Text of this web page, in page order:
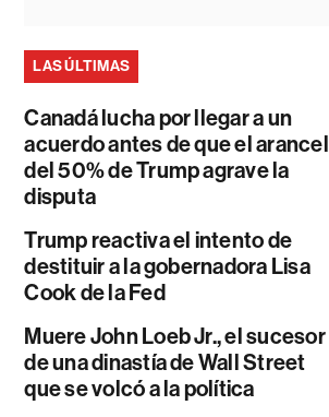
LAS ÚLTIMAS
Canadá lucha por llegar a un
acuerdo antes de que el arancel
del 50% de Trump agrave la
disputa
Trump reactiva el intento de
destituir a la gobernadora Lisa
Cook de la Fed
Muere John Loeb Jr., el sucesor
de una dinastía de Wall Street
que se volcó a la política